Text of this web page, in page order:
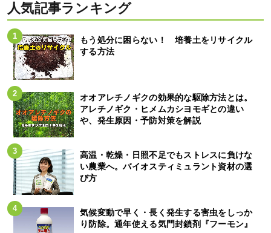
人気記事ランキング
もう処分に困らない！ 培養土をリサイクル
する方法
オオアレチノギクの効果的な駆除方法とは。
アレチノギク・ヒメムカシヨモギとの違い
や、発生原因・予防対策を解説
高温・乾燥・日照不足でもストレスに負けな
い農業へ。バイオスティミュラント資材の選
び方
気候変動で早く・長く発生する害虫をしっか
り防除。通年使える気門封鎖剤『フーモン』